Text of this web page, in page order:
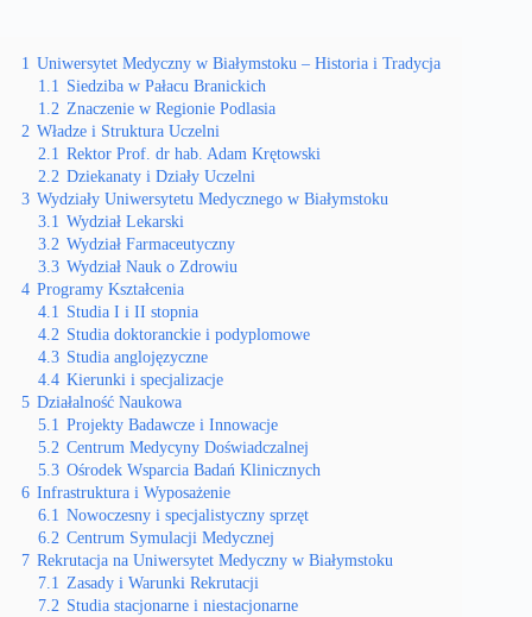
1 Uniwersytet Medyczny w Białymstoku – Historia i Tradycja
1.1 Siedziba w Pałacu Branickich
1.2 Znaczenie w Regionie Podlasia
2 Władze i Struktura Uczelni
2.1 Rektor Prof. dr hab. Adam Krętowski
2.2 Dziekanaty i Działy Uczelni
3 Wydziały Uniwersytetu Medycznego w Białymstoku
3.1 Wydział Lekarski
3.2 Wydział Farmaceutyczny
3.3 Wydział Nauk o Zdrowiu
4 Programy Kształcenia
4.1 Studia I i II stopnia
4.2 Studia doktoranckie i podyplomowe
4.3 Studia anglojęzyczne
4.4 Kierunki i specjalizacje
5 Działalność Naukowa
5.1 Projekty Badawcze i Innowacje
5.2 Centrum Medycyny Doświadczalnej
5.3 Ośrodek Wsparcia Badań Klinicznych
6 Infrastruktura i Wyposażenie
6.1 Nowoczesny i specjalistyczny sprzęt
6.2 Centrum Symulacji Medycznej
7 Rekrutacja na Uniwersytet Medyczny w Białymstoku
7.1 Zasady i Warunki Rekrutacji
7.2 Studia stacjonarne i niestacjonarne